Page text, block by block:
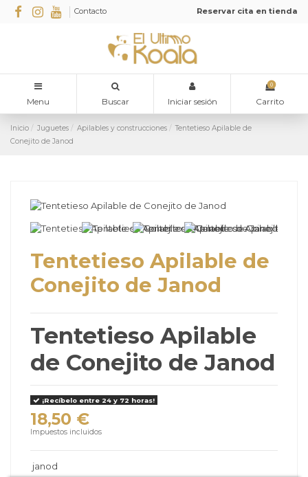
Contacto Reservar cita en tienda
Menu Buscar Iniciar sesión
0
Carrito
Inicio Juguetes Apilables y construcciones
Tentetieso Apilable de
Conejito de Janod
Tentetieso Apilable de
Conejito de Janod
Tentetieso Apilable
de Conejito de Janod
¡Recíbelo entre 24 y 72 horas!
18,50 €
Impuestos incluidos
janod